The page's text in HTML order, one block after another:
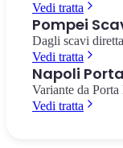
Vedi tratta
Pompei
Dagli scavi
Vedi tratta
Napoli
Variante da
Vedi tratta